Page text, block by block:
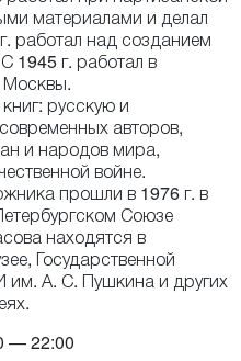
материалами и делал
работал над созданием
1945 г. работал в
Москвы.
русскую и
авторов,
и народов мира,
войне.
прошли в 1976 г. в
Союзе
находятся в
Государственной
им. А. С. Пушкина и других
— 22:00